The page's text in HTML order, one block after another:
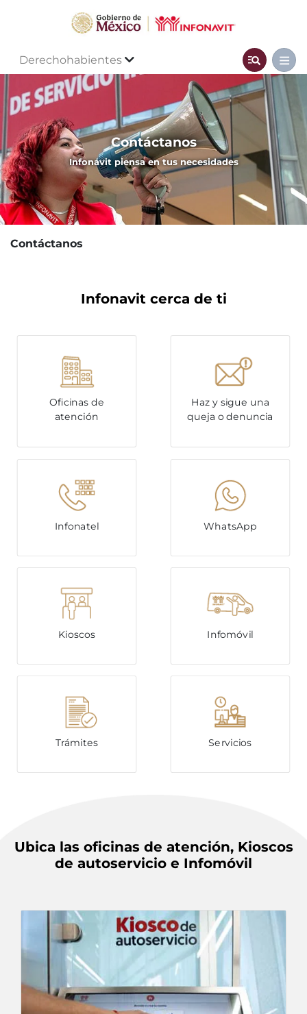
Derechohabientes
Contáctanos
Infonavit piensa en tus necesidades
Contáctanos
Infonavit cerca de ti
Oficinas de
atención
Haz y sigue una
queja o denuncia
Infonatel WhatsApp
Kioscos Infomóvil
Trámites Servicios
Ubica las oficinas de atención, Kioscos
de autoservicio e Infomóvil